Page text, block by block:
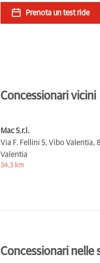
Prenota un test ride
Concessionari vicini
Mac S.r.l.
Via F. Fellini 5, Vibo Valentia,
Valentia
34,3 km
Concessionari nelle